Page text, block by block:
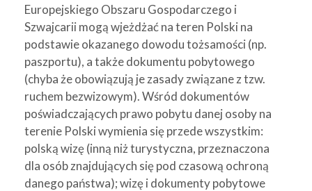
Europejskiego Obszaru Gospodarczego i
Szwajcarii mogą wjeżdżać na teren Polski na
podstawie okazanego dowodu tożsamości (np.
paszportu), a także dokumentu pobytowego
(chyba że obowiązują je zasady związane z tzw.
ruchem bezwizowym). Wśród dokumentów
poświadczających prawo pobytu danej osoby na
terenie Polski wymienia się przede wszystkim:
polską wizę (inną niż turystyczna, przeznaczona
dla osób znajdujących się pod czasową ochroną
danego państwa); wizę i dokumenty pobytowe